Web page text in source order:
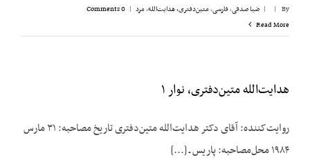
By
|
| ضیا صدقی,فارسی,متین‌دفتری، هدایت‌الله,مرد |
0 Comments
Read More
هدایت‌الله متین‌دفتری، نوار ۱
روایت‌کننده: آقای دکتر هدایت‌الله متین‌دفتری تاریخ مصاحبه: ۳۱ مارس
۱۹۸۴ محل‌مصاحبه: پاریس ـ [...]